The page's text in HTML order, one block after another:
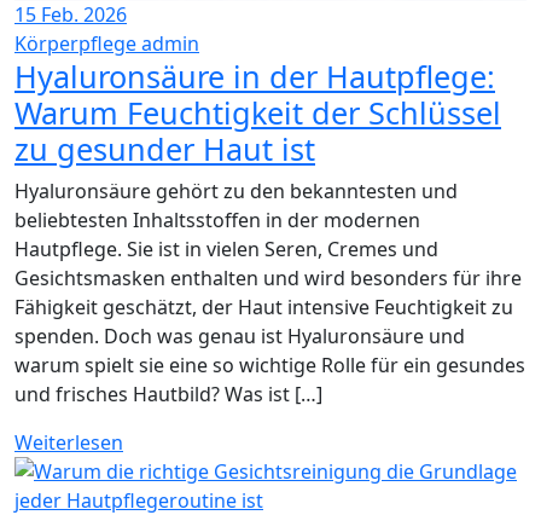
15 Feb. 2026
Körperpflegeadmin
Hyaluronsäure in der Hautpflege:
Warum Feuchtigkeit der Schlüssel
zu gesunder Haut ist
Hyaluronsäure gehört zu den bekanntesten und
beliebtesten Inhaltsstoffen in der modernen
Hautpflege. Sie ist in vielen Seren, Cremes und
Gesichtsmasken enthalten und wird besonders für ihre
Fähigkeit geschätzt, der Haut intensive Feuchtigkeit zu
spenden. Doch was genau ist Hyaluronsäure und
warum spielt sie eine so wichtige Rolle für ein gesundes
und frisches Hautbild? Was ist […]
Weiterlesen